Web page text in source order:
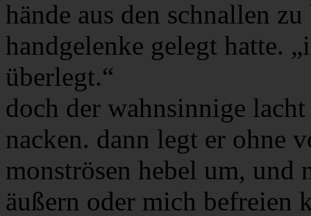
hände aus den schnallen
handgelenke gelegt hatte.
überlegt.“
doch der wahnsinnige
nacken. dann legt er ohne
monströsen hebel um, und
äußern oder mich befreien